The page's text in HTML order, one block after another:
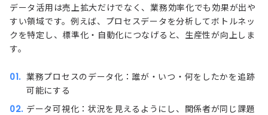
データ活用は売上拡大だけでなく、業務効率化でも効果が出や
すい領域です。例えば、プロセスデータを分析してボトルネッ
クを特定し、標準化・自動化につなげると、生産性が向上しま
す。
業務プロセスのデータ化：誰が・いつ・何をしたかを追跡
可能にする
データ可視化：状況を見えるようにし、関係者が同じ課題